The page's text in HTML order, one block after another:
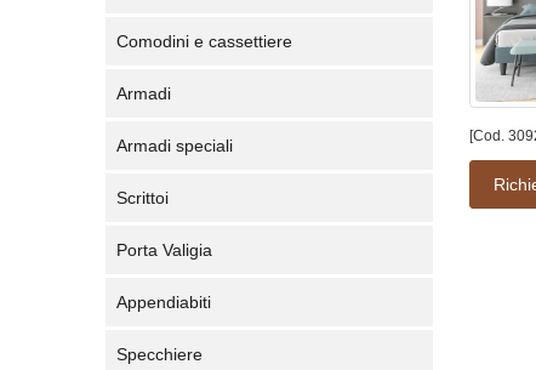
Comodini e cassettiere
Armadi
Armadi speciali
Scrittoi
Porta Valigia
Appendiabiti
Specchiere
[Cod.